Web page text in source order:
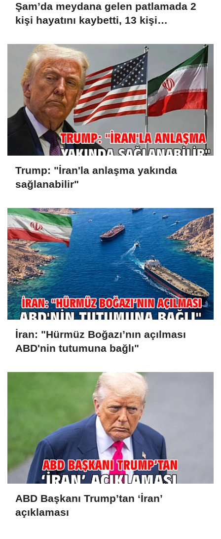
Şam’da meydana gelen patlamada 2
kişi hayatını kaybetti, 13 kişi
Trump: "İran'la anlaşma yakında
sağlanabilir"
İran: "Hürmüz Boğazı’nın açılması
ABD'nin tutumuna bağlı"
ABD Başkanı Trump’tan ‘İran’
açıklaması